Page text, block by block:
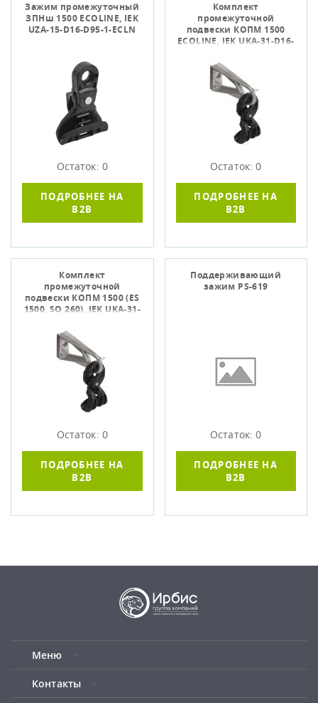
Зажим промежуточный
ЗПНш 1500 ECOLINE, IEK
UZA-15-D16-D95-1-ECLN
Остаток: 0
ПОДРОБНЕЕ НА
B2B
Комплект
промежуточной
подвески КОПМ 1500
ECOLINE, IEK UKA-31-D16-
Остаток: 0
ПОДРОБНЕЕ НА
B2B
Комплект
промежуточной
подвески КОПМ 1500 (ES
1500, SO 260), IEK UKA-31-
Остаток: 0
ПОДРОБНЕЕ НА
B2B
Поддерживающий
зажим PS-619
Остаток: 0
ПОДРОБНЕЕ НА
B2B
Меню
Контакты